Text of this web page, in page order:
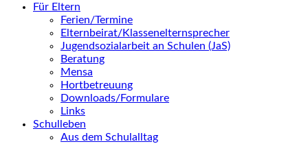
Für Eltern
Ferien/Termine
Elternbeirat/Klassenelternsprecher
Jugendsozialarbeit an Schulen (JaS)
Beratung
Mensa
Hortbetreuung
Downloads/Formulare
Links
Schulleben
Aus dem Schulalltag